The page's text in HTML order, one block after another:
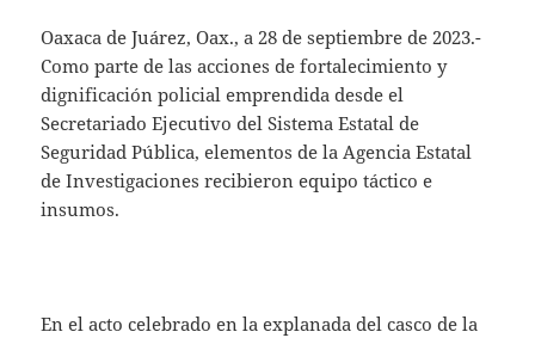
Oaxaca de Juárez, Oax., a 28 de septiembre de 2023.-
Como parte de las acciones de fortalecimiento y
dignificación policial emprendida desde el
Secretariado Ejecutivo del Sistema Estatal de
Seguridad Pública, elementos de la Agencia Estatal
de Investigaciones recibieron equipo táctico e
insumos.
En el acto celebrado en la explanada del casco de la